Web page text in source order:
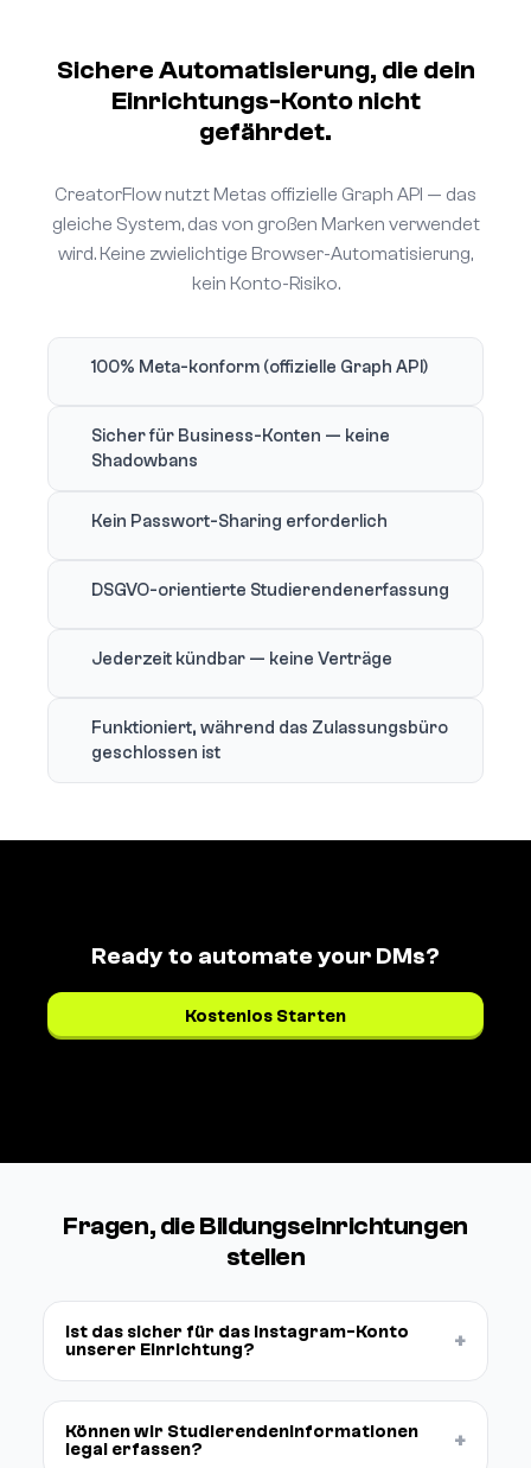
Sichere Automatisierung, die dein
Einrichtungs-Konto nicht
gefährdet.
CreatorFlow nutzt Metas offizielle Graph API — das
gleiche System, das von großen Marken verwendet
wird. Keine zwielichtige Browser-Automatisierung,
kein Konto-Risiko.
100% Meta-konform (offizielle Graph API)
Sicher für Business-Konten — keine
Shadowbans
Kein Passwort-Sharing erforderlich
DSGVO-orientierte Studierendenerfassung
Jederzeit kündbar — keine Verträge
Funktioniert, während das Zulassungsbüro
geschlossen ist
Ready to automate your DMs?
Kostenlos Starten
Fragen, die Bildungseinrichtungen
stellen
Ist das sicher für das Instagram-Konto
unserer Einrichtung?
+
Können wir Studierendeninformationen
legal erfassen?
+